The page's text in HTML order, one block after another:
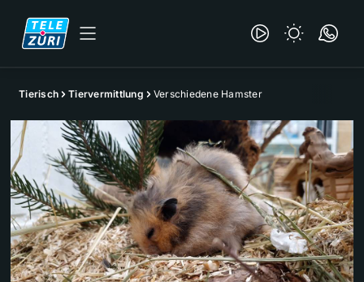
Tierisch Tiervermittlung Verschiedene Hamster